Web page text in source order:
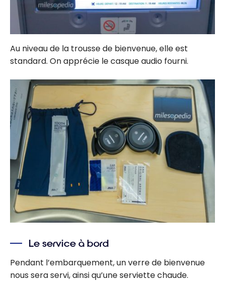
Au niveau de la trousse de bienvenue, elle est
standard. On apprécie le casque audio fourni.
Le service à bord
Pendant l’embarquement, un verre de bienvenue
nous sera servi, ainsi qu’une serviette chaude.